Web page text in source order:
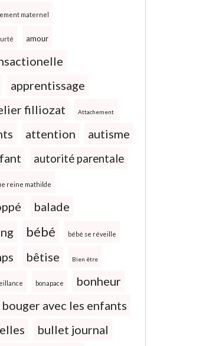
maternel
amour
apprentissage
filliozat Attachement
attention
autisme
autorité parentale
reine mathilde
balade
bébé bébé se réveille
bêtise Bien être
bonapace bonheur
bouger avec les enfants
bullet journal